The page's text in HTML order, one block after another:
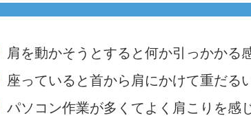
肩を動かそうとすると何か引っかかる
座っていると首から肩にかけて重だる
パソコン作業が多くてよく肩こりを感